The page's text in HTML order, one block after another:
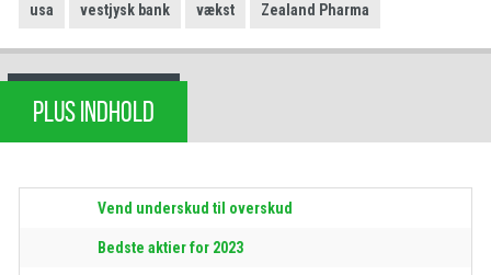
usa vestjysk bank vækst Zealand Pharma
PLUS INDHOLD
Vend underskud til overskud
Bedste aktier for 2023